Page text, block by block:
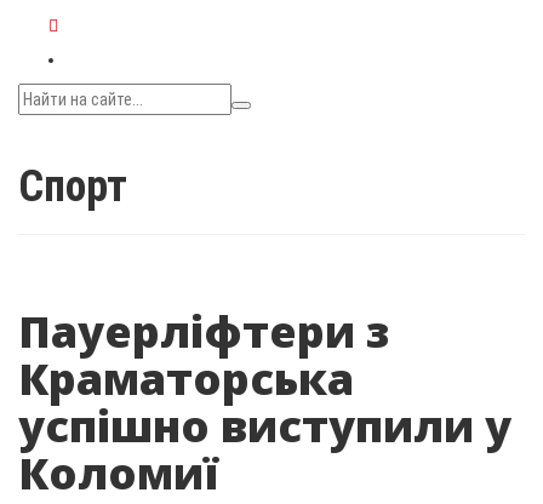
Спорт
Пауерліфтери з
Краматорська
успішно виступили у
Коломиї